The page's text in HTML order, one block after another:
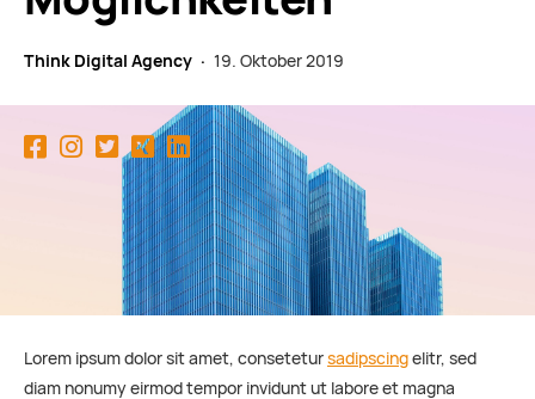
Think Digital Agency · 19. Oktober 2019
Lorem ipsum dolor sit amet, consetetursadipscingelitr, sed
diam nonumy eirmod tempor invidunt ut labore et magna